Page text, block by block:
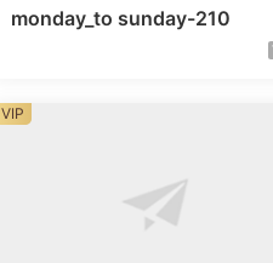
monday_to sunday-210
VIP